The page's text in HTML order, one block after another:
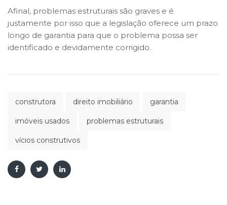
Afinal, problemas estruturais são graves e é
justamente por isso que a legislação oferece um prazo
longo de garantia para que o problema possa ser
identificado e devidamente corrigido.
construtora direito imobiliário garantia
imóveis usados problemas estruturais
vícios construtivos